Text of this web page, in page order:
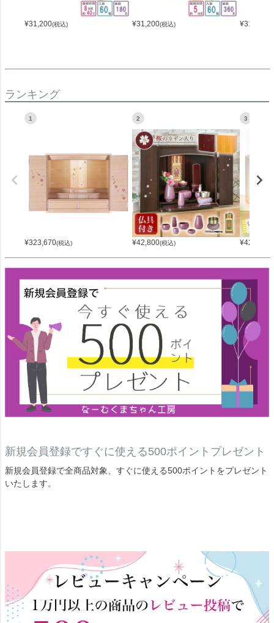
¥31,200(税込) ¥31,200(税込) ¥31,200
ランキング
1
¥323,670(税込)
2
¥42,800(税込)
3
¥42,800
新規会員登録ですぐに使える500ポイントプレゼント
新規会員登録で全商品対象、すぐに使える500ポイントをプレゼント
いたします。